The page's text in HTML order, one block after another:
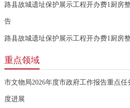
路县故城遗址保护展示工程开办费1厨房
告
路县故城遗址保护展示工程开办费1厨房
重点领域
市文物局2026年度市政府工作报告重点
度进展